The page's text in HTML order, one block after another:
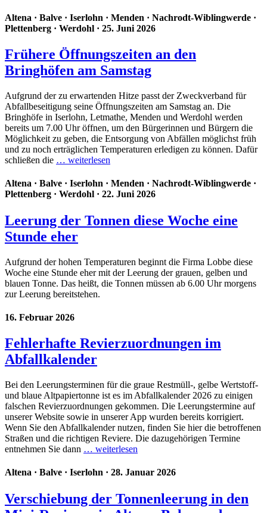
Altena · Balve · Iserlohn · Menden · Nachrodt-Wiblingwerde ·
Plettenberg · Werdohl · 25. Juni 2026
Frühere Öffnungszeiten an den
Bringhöfen am Samstag
Aufgrund der zu erwartenden Hitze passt der Zweckverband für
Abfallbeseitigung seine Öffnungszeiten am Samstag an. Die
Bringhöfe in Iserlohn, Letmathe, Menden und Werdohl werden
bereits um 7.00 Uhr öffnen, um den Bürgerinnen und Bürgern die
Möglichkeit zu geben, die Entsorgung von Abfällen möglichst früh
und zu noch erträglichen Temperaturen erledigen zu können. Dafür
schließen die … weiterlesen
Altena · Balve · Iserlohn · Menden · Nachrodt-Wiblingwerde ·
Plettenberg · Werdohl · 22. Juni 2026
Leerung der Tonnen diese Woche eine
Stunde eher
Aufgrund der hohen Temperaturen beginnt die Firma Lobbe diese
Woche eine Stunde eher mit der Leerung der grauen, gelben und
blauen Tonne. Das heißt, die Tonnen müssen ab 6.00 Uhr morgens
zur Leerung bereitstehen.
16. Februar 2026
Fehlerhafte Revierzuordnungen im
Abfallkalender
Bei den Leerungsterminen für die graue Restmüll-, gelbe Wertstoff-
und blaue Altpapiertonne ist es im Abfallkalender 2026 zu einigen
falschen Revierzuordnungen gekommen. Die Leerungstermine auf
unserer Website sowie in unserer App wurden bereits korrigiert.
Wenn Sie den Abfallkalender nutzen, finden Sie hier die betroffenen
Straßen und die richtigen Reviere. Die dazugehörigen Termine
entnehmen Sie dann … weiterlesen
Altena · Balve · Iserlohn · 28. Januar 2026
Verschiebung der Tonnenleerung in den